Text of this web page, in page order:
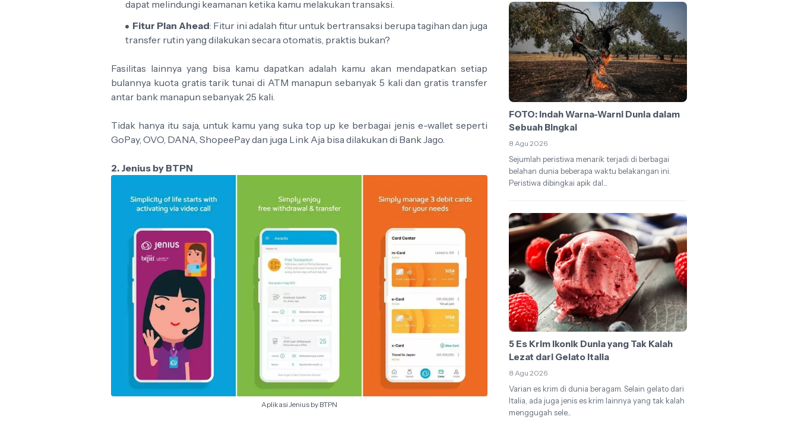
dapat melindungi keamanan ketika kamu melakukan transaksi.
Fitur Plan Ahead: Fitur ini adalah fitur untuk bertransaksi berupa tagihan dan juga
transfer rutin yang dilakukan secara otomatis, praktis bukan?
Fasilitas lainnya yang bisa kamu dapatkan adalah kamu akan mendapatkan setiap
bulannya kuota gratis tarik tunai di ATM manapun sebanyak 5 kali dan gratis transfer
antar bank manapun sebanyak 25 kali.
Tidak hanya itu saja, untuk kamu yang suka top up ke berbagai jenis e-wallet seperti
GoPay, OVO, DANA, ShopeePay dan juga Link Aja bisa dilakukan di Bank Jago.
2. Jenius by BTPN
Aplikasi Jenius by BTPN
FOTO: Indah Warna-Warni Dunia dalam
Sebuah Bingkai
8 Agu 2026
Sejumlah peristiwa menarik terjadi di berbagai
belahan dunia beberapa waktu belakangan ini.
Peristiwa dibingkai apik dal...
5 Es Krim Ikonik Dunia yang Tak Kalah
Lezat dari Gelato Italia
8 Agu 2026
Varian es krim di dunia beragam. Selain gelato dari
Italia, ada juga jenis es krim lainnya yang tak kalah
menggugah sele...